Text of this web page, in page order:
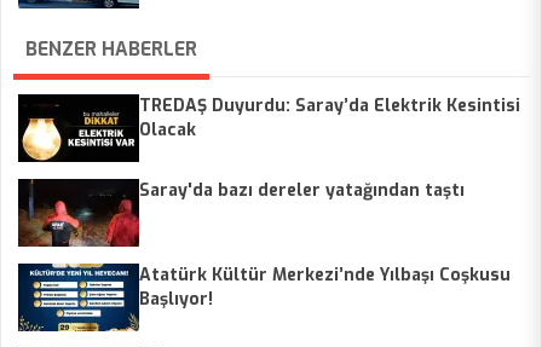
BENZER HABERLER
TREDAŞ Duyurdu: Saray’da Elektrik Kesintisi
Olacak
Saray'da bazı dereler yatağından taştı
Atatürk Kültür Merkezi’nde Yılbaşı Coşkusu
Başlıyor!